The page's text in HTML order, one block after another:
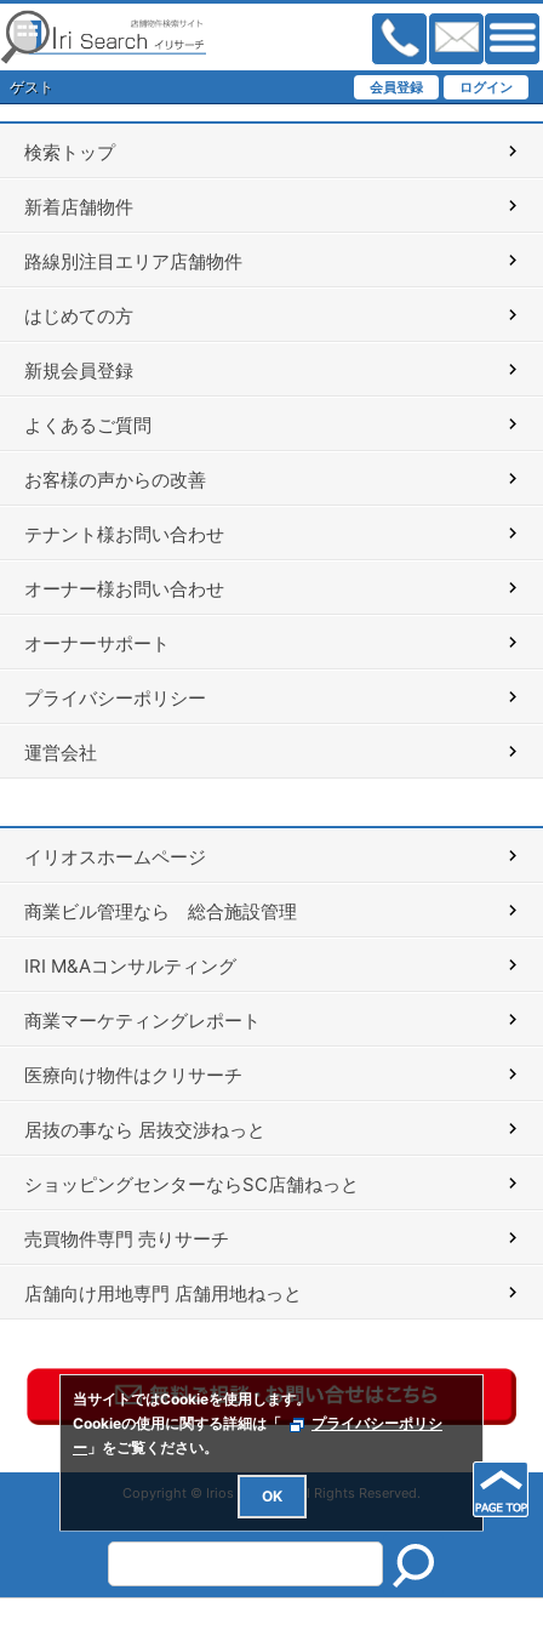
ゲスト
検索トップ
新着店舗物件
路線別注目エリア店舗物件
はじめての方
新規会員登録
よくあるご質問
お客様の声からの改善
テナント様お問い合わせ
オーナー様お問い合わせ
オーナーサポート
プライバシーポリシー
運営会社
イリオスホームページ
商業ビル管理なら 総合施設管理
IRI M&Aコンサルティング
商業マーケティングレポート
医療向け物件はクリサーチ
居抜の事なら 居抜交渉ねっと
ショッピングセンターならSC店舗ねっと
売買物件専門 売りサーチ
店舗向け用地専門 店舗用地ねっと
Copyright © Irios Co., Ltd. All Rights Reserved.
当サイトではCookieを使用します。
Cookieの使用に関する詳細は「
プライバシーポリシ
ー 」をご覧ください。
OK